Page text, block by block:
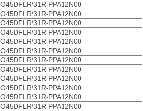
31R-PPA12N00
31R-PPA12N00
31R-PPA12N00
31R-PPA12N00
31R-PPA12N00
31R-PPA12N00
31R-PPA12N00
31R-PPA12N00
31R-PPA12N00
31R-PPA12N00
31R-PPA12N00
31R-PPA12N00